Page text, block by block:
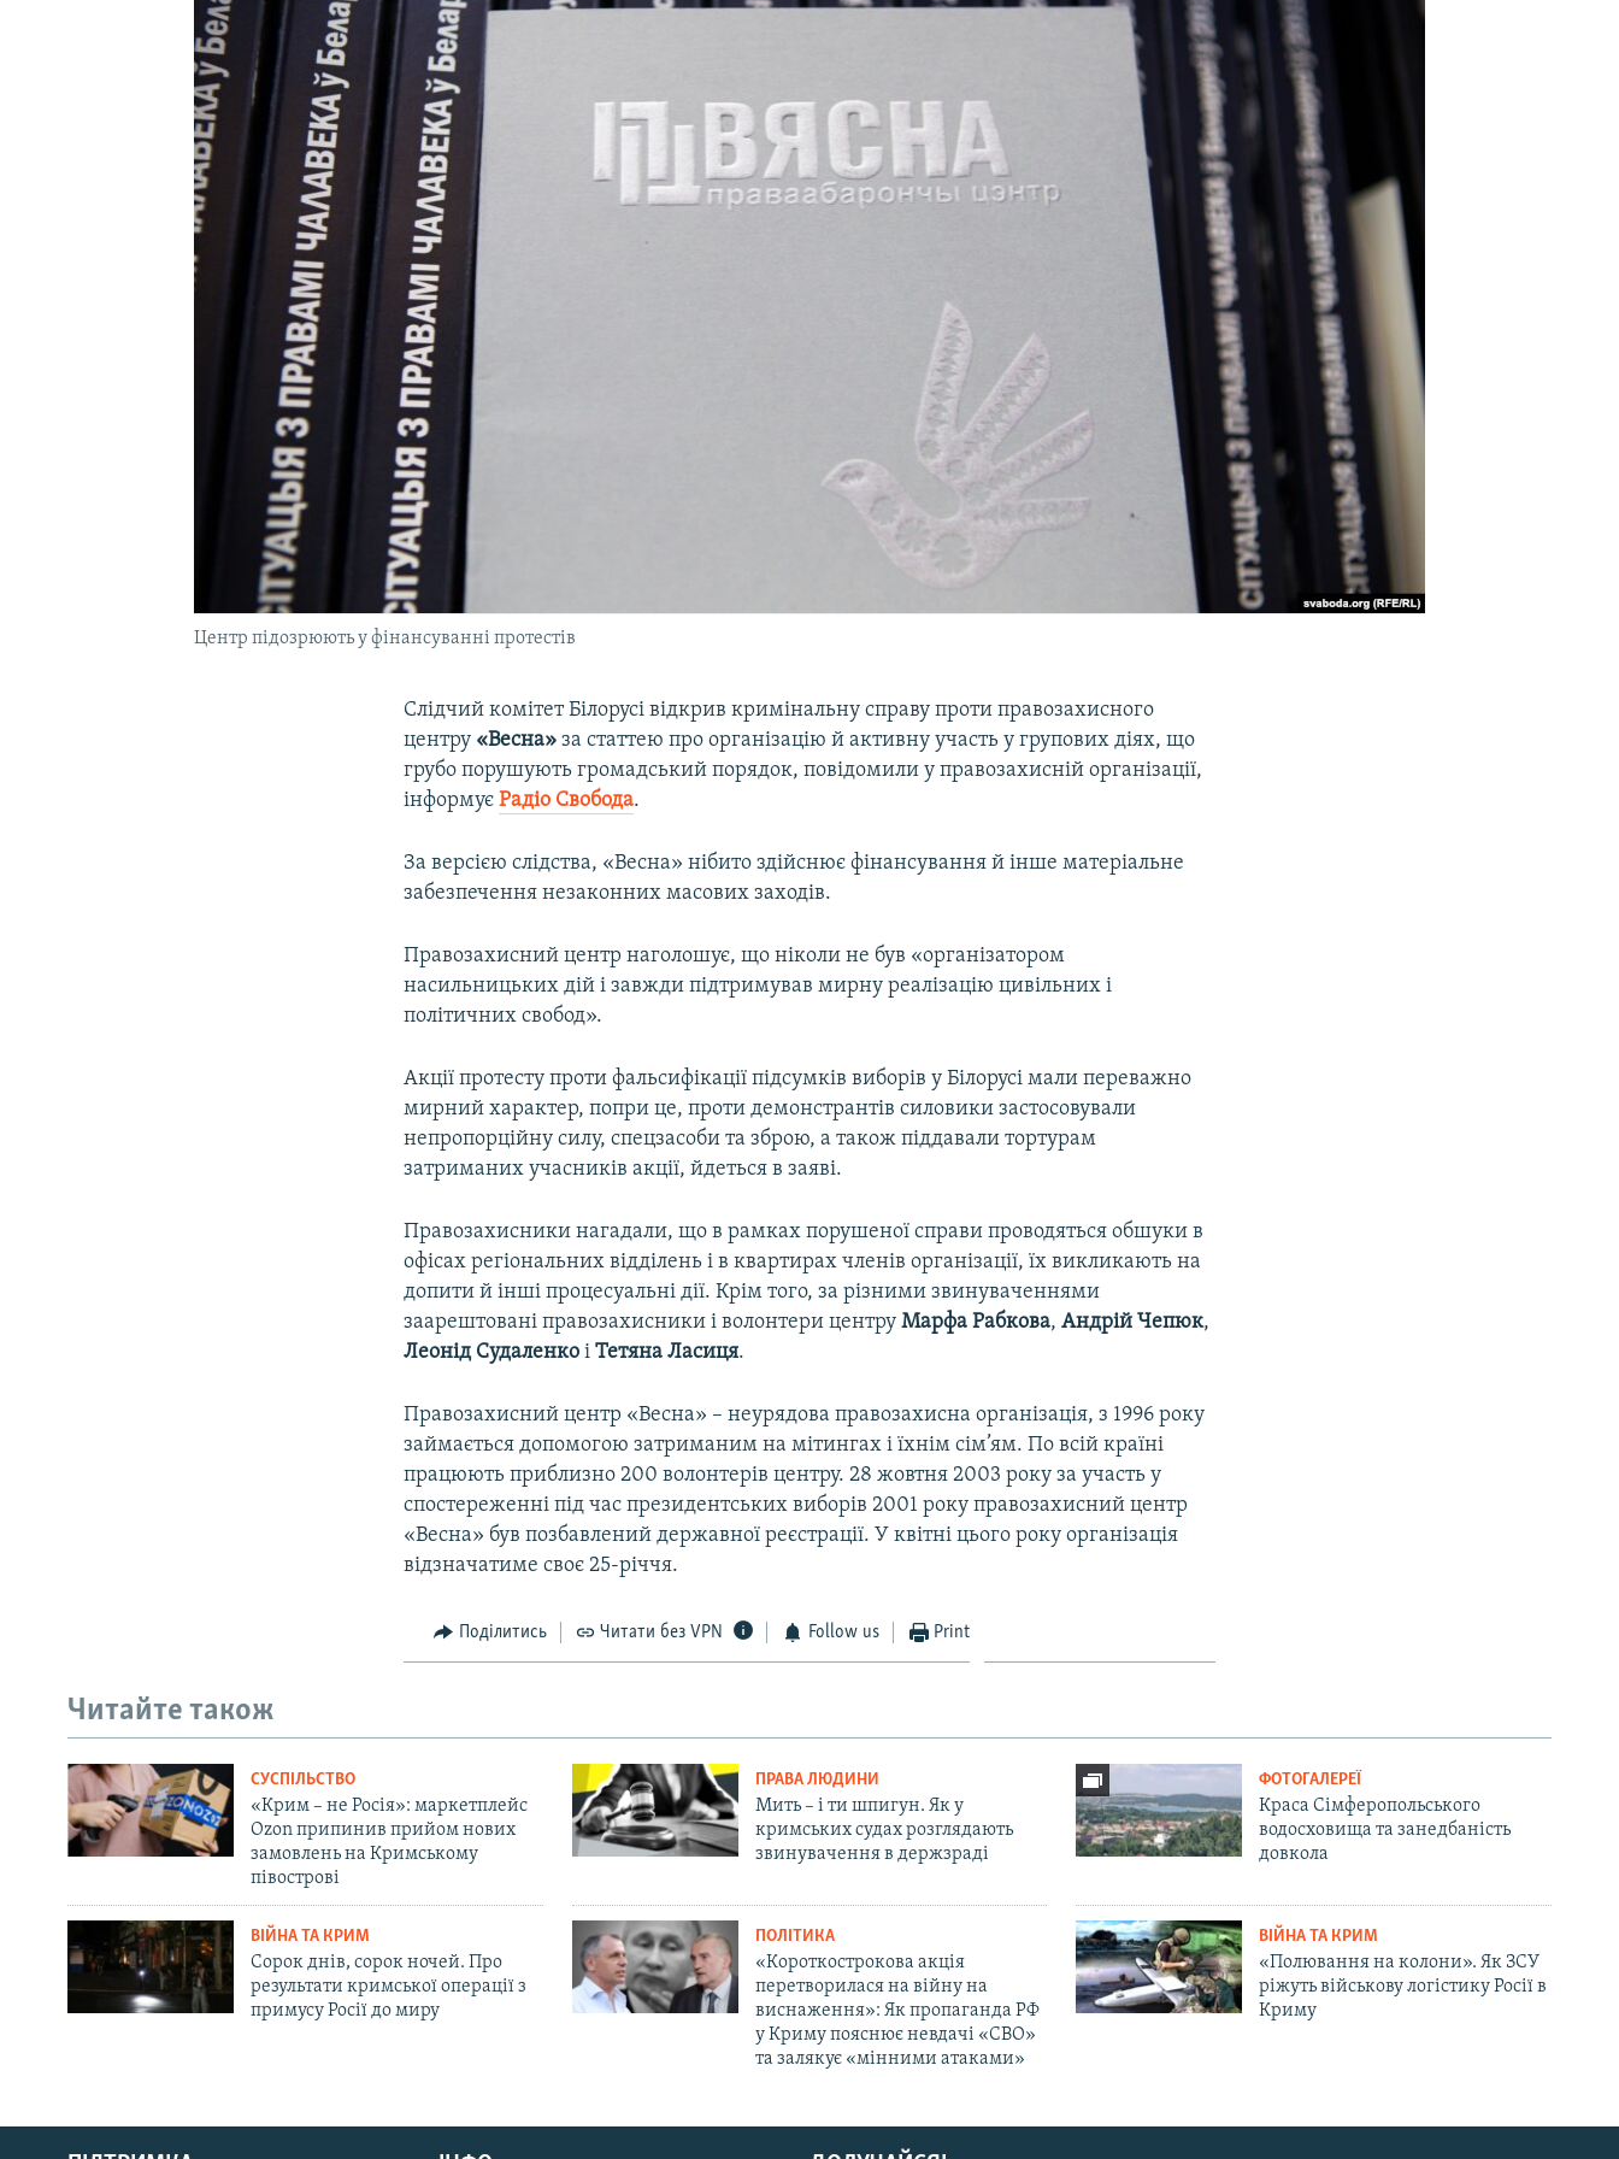
УКРАЇНСЬКА ПРОБЛЕМА КРИМУ
Русский
Центр підозрюють у фінансуванні протестів
Слідчий комітет Білорусі відкрив кримінальну справу проти правозахисного
центру «Весна» за статтею про організацію й активну участь у групових діях, що
грубо порушують громадський порядок, повідомили у правозахисній організації,
інформуєРадіо Свобода.
За версією слідства, «Весна» нібито здійснює фінансування й інше матеріальне
забезпечення незаконних масових заходів.
Правозахисний центр наголошує, що ніколи не був «організатором
насильницьких дій і завжди підтримував мирну реалізацію цивільних і
політичних свобод».
Акції протесту проти фальсифікації підсумків виборів у Білорусі мали переважно
мирний характер, попри це, проти демонстрантів силовики застосовували
непропорційну силу, спецзасоби та зброю, а також піддавали тортурам
затриманих учасників акції, йдеться в заяві.
Правозахисники нагадали, що в рамках порушеної справи проводяться обшуки в
офісах регіональних відділень і в квартирах членів організації, їх викликають на
допити й інші процесуальні дії. Крім того, за різними звинуваченнями
заарештовані правозахисники і волонтери центруМарфа Рабкова,Андрій Чепюк,
Леонід Судаленко іТетяна Ласиця.
Правозахисний центр «Весна» – неурядова правозахисна організація, з 1996 року
займається допомогою затриманим на мітингах і їхнім сім’ям. По всій країні
працюють приблизно 200 волонтерів центру. 28 жовтня 2003 року за участь у
спостереженні під час президентських виборів 2001 року правозахисний центр
«Весна» був позбавлений державної реєстрації. У квітні цього року організація
відзначатиме своє 25-річчя.
Поділитись Читати без VPN Follow us Print
Читайте також
СУСПІЛЬСТВО
«Крим – не Росія»: маркетплейс
Ozon припинив прийом нових
замовлень на Кримському
півострові
ПРАВА ЛЮДИНИ
Мить – і ти шпигун. Як у
кримських судах розглядають
звинувачення в держзраді
ФОТОГАЛЕРЕЇ
Краса Сімферопольського
водосховища та занедбаність
довкола
ВІЙНА ТА КРИМ
Сорок днів, сорок ночей. Про
результати кримської операції з
примусу Росії до миру
ПОЛІТИКА
«Короткострокова акція
перетворилася на війну на
виснаження»: Як пропаганда РФ
у Криму пояснює невдачі «СВО»
та залякує «мінними атаками»
ВІЙНА ТА КРИМ
«Полювання на колони». Як ЗСУ
ріжуть військову логістику Росії в
Криму